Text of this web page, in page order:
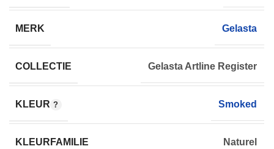
MERK Gelasta
COLLECTIE Gelasta Artline Register
KLEUR Smoked
KLEURFAMILIE Naturel